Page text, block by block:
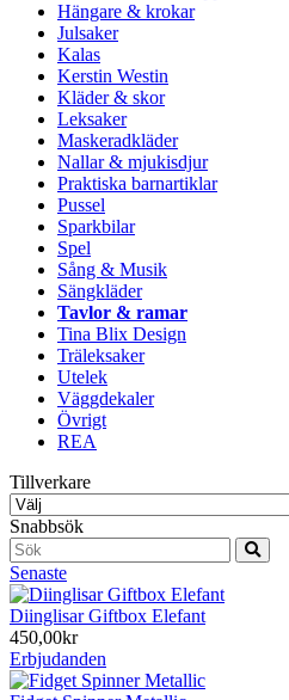
Hängare & krokar
Julsaker
Kalas
Kerstin Westin
Kläder & skor
Leksaker
Maskeradkläder
Nallar & mjukisdjur
Praktiska barnartiklar
Pussel
Sparkbilar
Spel
Sång & Musik
Sängkläder
Tavlor & ramar
Tina Blix Design
Träleksaker
Utelek
Väggdekaler
Övrigt
REA
Tillverkare
Snabbsök
Senaste
Diinglisar Giftbox Elefant
450,00kr
Erbjudanden